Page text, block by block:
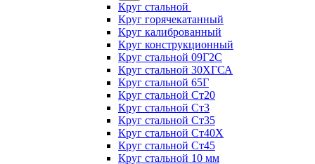
Круг стальной
Круг горячекатанный
Круг калиброванный
Круг конструкционный
Круг стальной 09Г2С
Круг стальной 30ХГСА
Круг стальной 65Г
Круг стальной Ст20
Круг стальной Ст3
Круг стальной Ст35
Круг стальной Ст40Х
Круг стальной Ст45
Круг стальной 10 мм